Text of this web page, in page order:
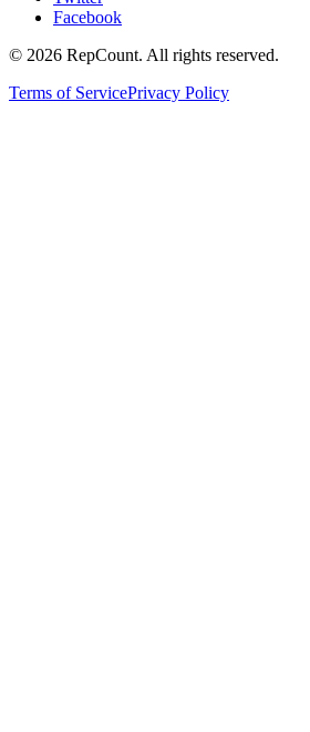
Facebook
© 2026 RepCount. All rights reserved.
Terms of ServicePrivacy Policy